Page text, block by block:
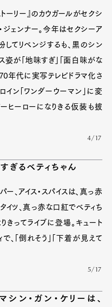
ーリー』のカウガールがセクシ
ジェンナー。今年はセクシーア
してリベンジするも、黒のシン
姿が「地味すぎ」「面白味がな
年代に実写テレビドラマ化さ
イン「ワンダーウーマン」に変
ヒーローになりきる仮装も披
4/17
ぎるベティちゃん
、アイス・スパイスは、真っ赤
イツ、真っ赤な口紅でベティち
きってライブに登場。キュート
で、「倒れそう」「下着が見えて
5/17
シン・ガン・ケリーは、